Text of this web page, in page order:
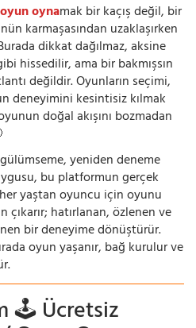
oyun oynamak bir kaçış değil, bir
karmaşasından uzaklaşırken
dikkat dağılmaz, aksine
hissedilir, ama bir bakmışsın
değildir. Oyunların seçimi,
deneyimini kesintisiz kılmak
doğal akışını bozmadan
yeniden deneme
bu platformun gerçek
yaştan oyuncu için oyunu
hatırlanan, özlenen ve
bir deneyime dönüştürür.
oyun yaşanır, bağ kurulur ve
🕹️ Ücretsiz